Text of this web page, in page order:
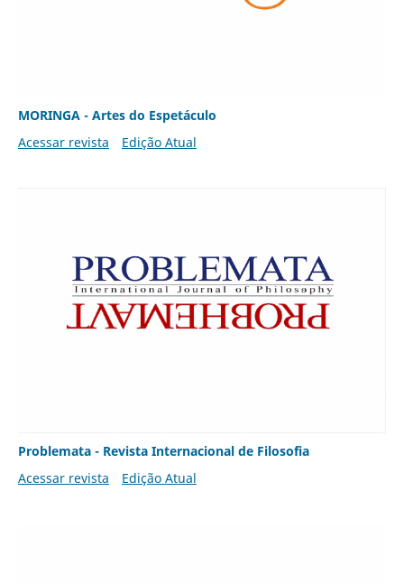
MORINGA - Artes do Espetáculo
Acessar revista
Edição Atual
Problemata - Revista Internacional de Filosofia
Acessar revista
Edição Atual